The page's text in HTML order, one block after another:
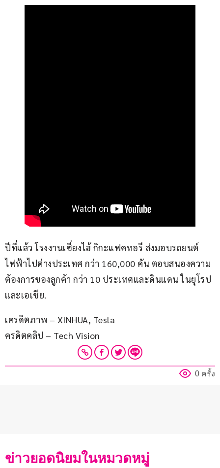
ปีที่แล้ว โรงงานเซี่ยงไฮ้ กิกะแฟคทอรี ส่งมอบรถยนต์
ไฟฟ้าไปต่างประเทศ กว่า 160,000 คัน ตอบสนองความ
ต้องการของลูกค้า กว่า 10 ประเทศและดินแดน ในยุโรป
และเอเชีย.
เครดิตภาพ – XINHUA, Tesla
ครดิตคลิป – Tech Vision
0 ครั้ง
ข่าวยอดนิยมในหมวดหมู่